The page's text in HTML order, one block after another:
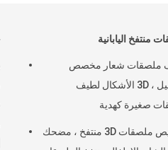
منتفخ اليابانية
ملصقات شعار مخصص
التجميل ، 3D الأشكال لطيف
صغيرة كهدية
تخصيص ملصقات 3D منتفخ ، مضحك